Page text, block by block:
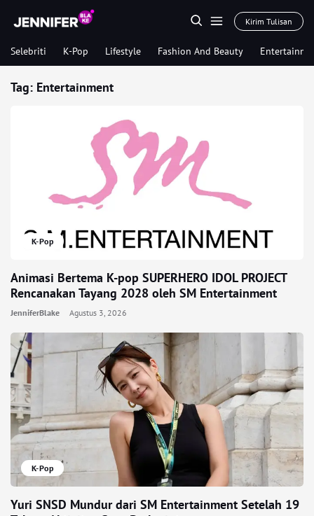
Kirim Tulisan
Selebriti K-Pop Lifestyle Fashion And Beauty
Tag: Entertainment
K-Pop
Animasi Bertema K-pop SUPERHERO IDOL PROJECT
Rencanakan Tayang 2028 oleh SM Entertainment
JenniferBlake Agustus 3, 2026
K-Pop
Yuri SNSD Mundur dari SM Entertainment Setelah 19